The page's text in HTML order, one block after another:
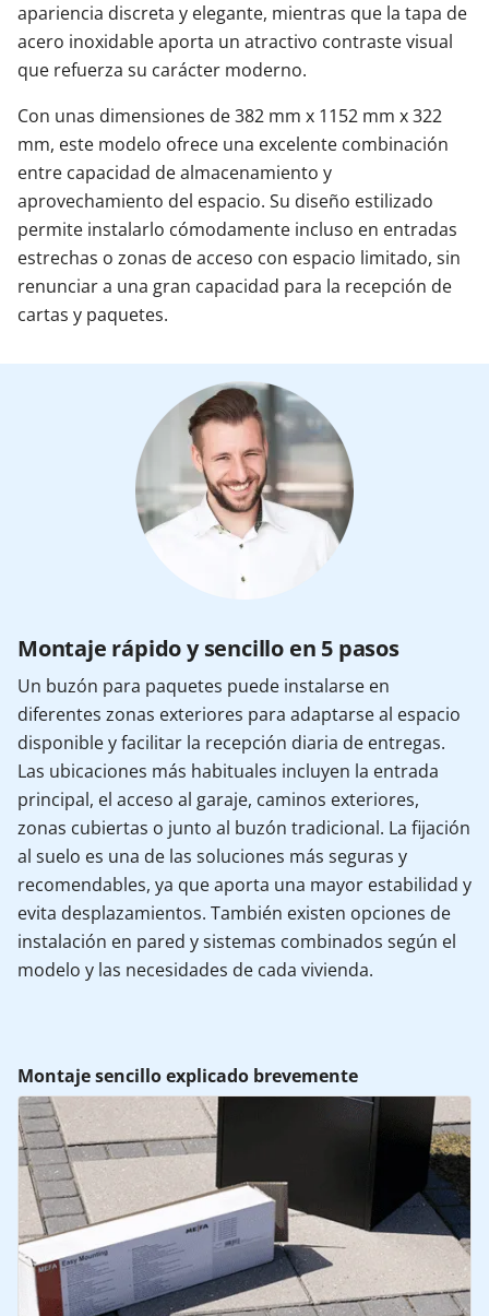
apariencia discreta y elegante, mientras que la tapa de
acero inoxidable aporta un atractivo contraste visual
que refuerza su carácter moderno.
Con unas dimensiones de 382 mm x 1152 mm x 322
mm, este modelo ofrece una excelente combinación
entre capacidad de almacenamiento y
aprovechamiento del espacio. Su diseño estilizado
permite instalarlo cómodamente incluso en entradas
estrechas o zonas de acceso con espacio limitado, sin
renunciar a una gran capacidad para la recepción de
cartas y paquetes.
Montaje rápido y sencillo en 5 pasos
Un buzón para paquetes puede instalarse en
diferentes zonas exteriores para adaptarse al espacio
disponible y facilitar la recepción diaria de entregas.
Las ubicaciones más habituales incluyen la entrada
principal, el acceso al garaje, caminos exteriores,
zonas cubiertas o junto al buzón tradicional. La fijación
al suelo es una de las soluciones más seguras y
recomendables, ya que aporta una mayor estabilidad y
evita desplazamientos. También existen opciones de
instalación en pared y sistemas combinados según el
modelo y las necesidades de cada vivienda.
Montaje sencillo explicado brevemente